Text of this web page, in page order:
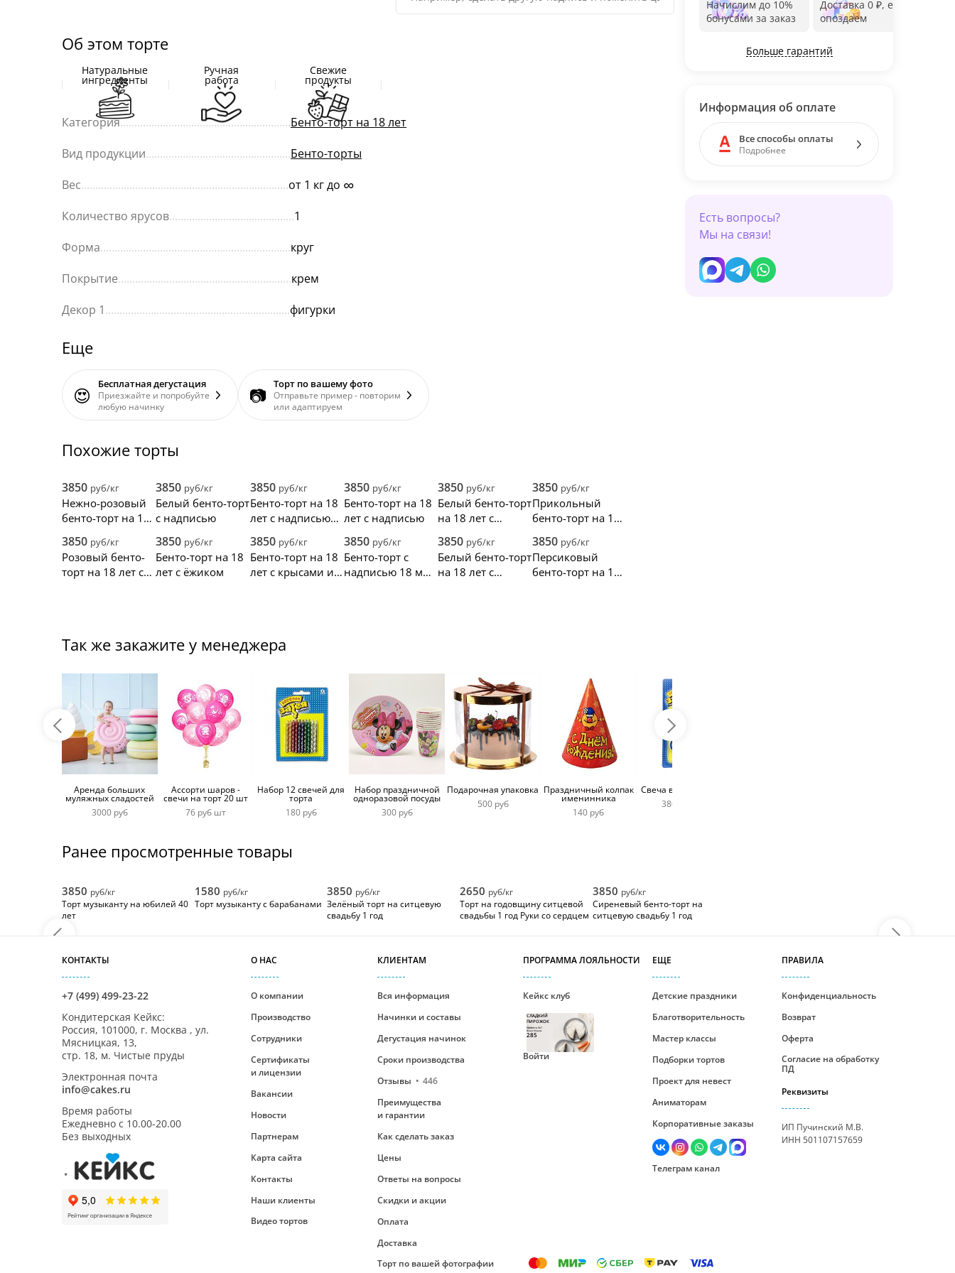
Начислим до 10%
бонусами за заказ
Доставка 0 ₽, если
опоздаем
Больше гарантий
Информация об оплате
Все способы оплаты
Подробнее
Есть вопросы?
Мы на связи!
Об этом торте
Натуральные
ингредиенты
Ручная
работа
Свежие
продукты
Категория............................................................Бенто-торт на 18 лет
Вид продукции...................................................Бенто-торты
Вес.........................................................................от 1 кг до ∞
Количество ярусов............................................1
Форма...................................................................круг
Покрытие.............................................................крем
Декор 1.................................................................фигурки
Еще
😍 Бесплатная дегустация
Приезжайте и попробуйте
любую начинку
📷 Торт по вашему фото
Отправьте пример - повторим
или адаптируем
Похожие торты
3850 руб/кг
Нежно-розовый
бенто-торт на 18
3850 руб/кг
Белый бенто-торт
с надписью
3850 руб/кг
Бенто-торт на 18
лет с надписью
всё»
3850 руб/кг
Бенто-торт на 18
лет с надписью
3850 руб/кг
Белый бенто-торт
на 18 лет с
надписью
3850 руб/кг
Прикольный
бенто-торт на 18
фотопечатью
3850 руб/кг
Розовый бенто-
торт на 18 лет с
3850 руб/кг
Бенто-торт на 18
лет с ёжиком
3850 руб/кг
Бенто-торт на 18
лет с крысами и
3850 руб/кг
Бенто-торт с
надписью 18 мне
3850 руб/кг
Белый бенто-торт
на 18 лет с
3850 руб/кг
Персиковый
бенто-торт на 18
Так же закажите у менеджера
Аренда больших
муляжных сладостей
3000 руб
Ассорти шаров -
свечи на торт 20 шт
76 руб шт
Набор 12 свечей для
торта
180 руб
Набор праздничной
одноразовой посуды
300 руб
Подарочная упаковка
500 руб
Праздничный колпак
именинника
140 руб
Свеча в виде цифры
380 руб шт
Ранее просмотренные товары
3850 руб/кг
Торт музыканту на юбилей 40
лет
1580 руб/кг
Торт музыканту с барабанами
3850 руб/кг
Зелёный торт на ситцевую
свадьбу 1 год
2650 руб/кг
Торт на годовщину ситцевой
свадьбы 1 год Руки со сердцем
3850 руб/кг
Сиреневый бенто-торт на
ситцевую свадьбу 1 год
КОНТАКТЫ
+7 (499) 499-23-22
Кондитерская Кейкс:
Россия, 101000, г. Москва , ул.
Мясницкая, 13,
стр. 18, м. Чистые пруды
Электронная почта
info@cakes.ru
Время работы
Ежедневно с 10.00-20.00
Без выходных
О НАС
О компании
Производство
Сотрудники
Сертификаты
и лицензии
Вакансии
Новости
Партнерам
Карта сайта
Контакты
Наши клиенты
Видео тортов
КЛИЕНТАМ
Вся информация
Начинки и составы
Дегустация начинок
Сроки производства
Отзывы
446
Преимущества
и гарантии
Как сделать заказ
Цены
Ответы на вопросы
Скидки и акции
Оплата
Доставка
Торт по вашей фотографии
ПРОГРАММА ЛОЯЛЬНОСТИ
Кейкс клуб
СЛАДКИЙ
ПИРОЖОК
Уровень №1
Ваши бонусы
285
Войти
ЕЩЕ
Детские праздники
Благотворительность
Мастер классы
Подборки тортов
Проект для невест
Аниматорам
Корпоративные заказы
Телеграм канал
ПРАВИЛА
Конфиденциальность
Возврат
Оферта
Согласие на обработку
ПД
Реквизиты
ИП Пучинский М.В.
ИНН 501107157659